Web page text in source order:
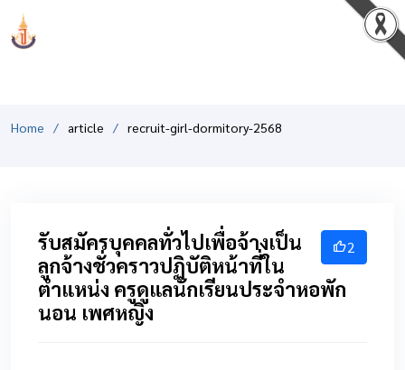
Home article recruit-girl-dormitory-2568
2
รับสมัครบุคคลทั่วไปเพื่อจ้างเป็น
ลูกจ้างชั่วคราวปฏิบัติหน้าที่ใน
ตำแหน่ง ครูดูแลนักเรียนประจำหอพัก
นอน เพศหญิง